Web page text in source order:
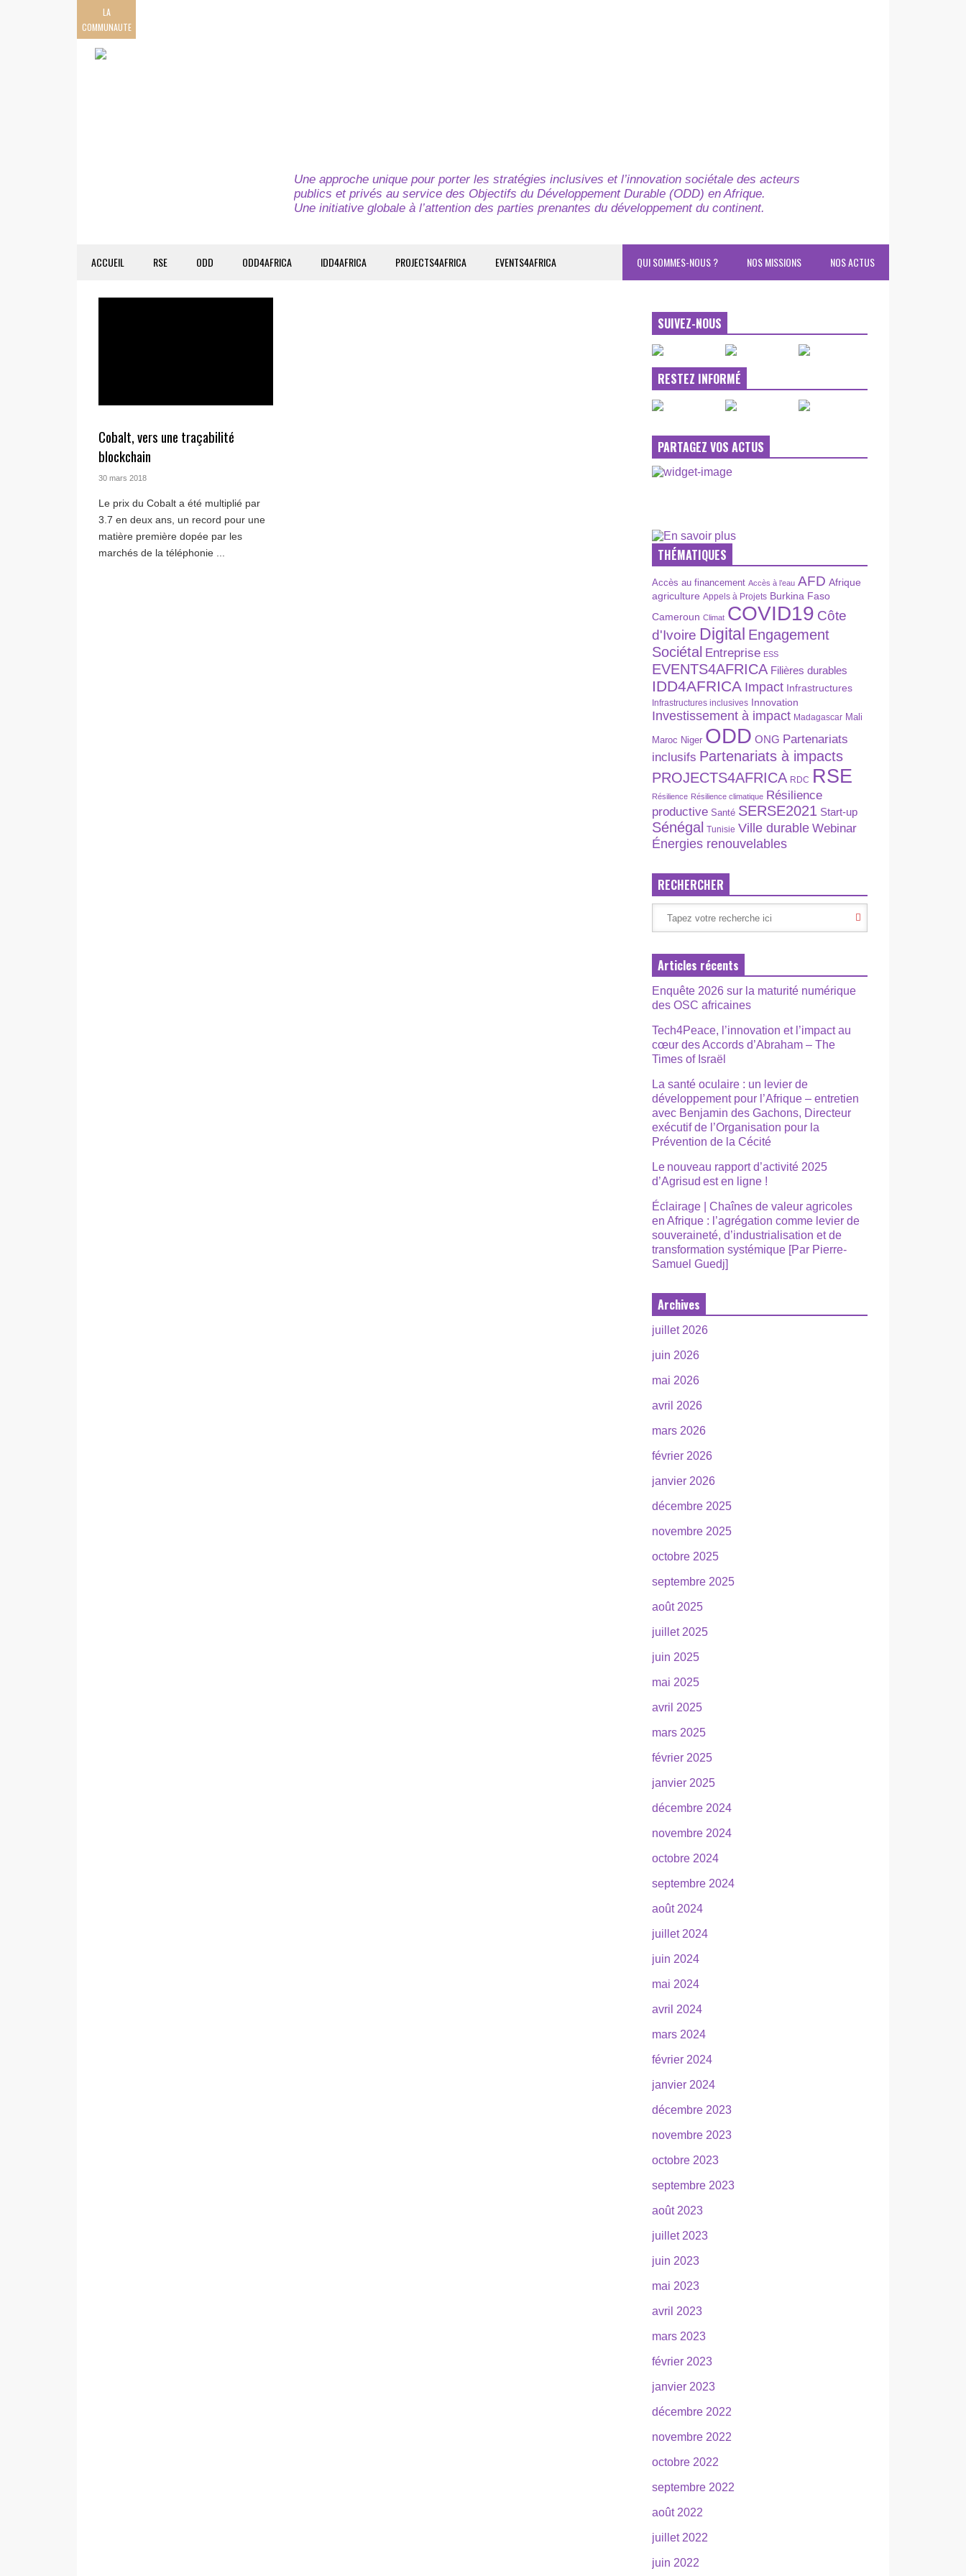
LA
COMMUNAUTE
Une approche unique pour porter les stratégies inclusives et l’innovation sociétale des acteurs
publics et privés au service des Objectifs du Développement Durable (ODD) en Afrique.
Une initiative globale à l’attention des parties prenantes du développement du continent.
ACCUEIL RSE ODD ODD4AFRICA IDD4AFRICA PROJECTS4AFRICA EVENTS4AFRICA NOS ACTUS
NOS MISSIONS
QUI SOMMES-NOUS ?
Cobalt, vers une traçabilité
blockchain
30 mars 2018
Le prix du Cobalt a été multiplié par
3.7 en deux ans, un record pour une
matière première dopée par les
marchés de la téléphonie ...
SUIVEZ-NOUS
RESTEZ INFORMÉ
PARTAGEZ VOS ACTUS
THÉMATIQUES
Accès au financement Accès à l’eau AFD Afrique
agriculture Appels à Projets Burkina Faso
Cameroun Climat COVID19 Côte
d'Ivoire Digital Engagement
Sociétal Entreprise ESS
EVENTS4AFRICA Filières durables
IDD4AFRICA Impact Infrastructures
Infrastructures inclusives Innovation
Investissement à impact Madagascar Mali
Maroc Niger ODD ONG Partenariats
inclusifs Partenariats à impacts
PROJECTS4AFRICA RDC RSE
Résilience Résilience climatique Résilience
productive Santé SERSE2021 Start-up
Sénégal Tunisie Ville durable Webinar
Énergies renouvelables
RECHERCHER
Articles récents
Enquête 2026 sur la maturité numérique
des OSC africaines
Tech4Peace, l’innovation et l’impact au
cœur des Accords d’Abraham – The
Times of Israël
La santé oculaire : un levier de
développement pour l’Afrique – entretien
avec Benjamin des Gachons, Directeur
exécutif de l’Organisation pour la
Prévention de la Cécité
Le nouveau rapport d’activité 2025
d’Agrisud est en ligne !
Éclairage | Chaînes de valeur agricoles
en Afrique : l’agrégation comme levier de
souveraineté, d’industrialisation et de
transformation systémique [Par Pierre-
Samuel Guedj]
Archives
juillet 2026
juin 2026
mai 2026
avril 2026
mars 2026
février 2026
janvier 2026
décembre 2025
novembre 2025
octobre 2025
septembre 2025
août 2025
juillet 2025
juin 2025
mai 2025
avril 2025
mars 2025
février 2025
janvier 2025
décembre 2024
novembre 2024
octobre 2024
septembre 2024
août 2024
juillet 2024
juin 2024
mai 2024
avril 2024
mars 2024
février 2024
janvier 2024
décembre 2023
novembre 2023
octobre 2023
septembre 2023
août 2023
juillet 2023
juin 2023
mai 2023
avril 2023
mars 2023
février 2023
janvier 2023
décembre 2022
novembre 2022
octobre 2022
septembre 2022
août 2022
juillet 2022
juin 2022